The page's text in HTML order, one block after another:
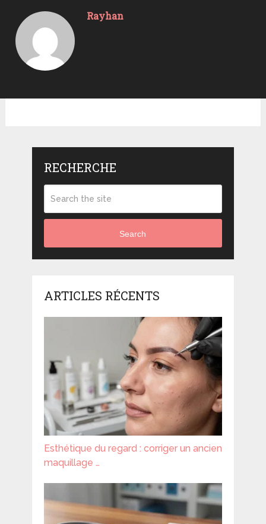
Rayhan
RECHERCHE
Search
ARTICLES RÉCENTS
Esthétique du regard : corriger un ancien
maquillage …